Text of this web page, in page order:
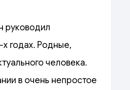
руководил
годах. Родные,
человека.
в очень непростое